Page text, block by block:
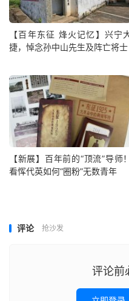
【百年东征 烽火记忆】兴宁
捷，悼念孙中山先生及阵亡将士
【新展】百年前的“顶流”导师！
看恽代英如何“圈粉”无数青年
评论 抢沙发
评论前